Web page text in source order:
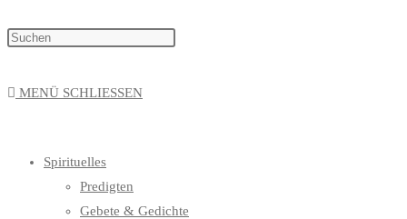
MENÜ SCHLIESSEN
Spirituelles
Predigten
Gebete & Gedichte